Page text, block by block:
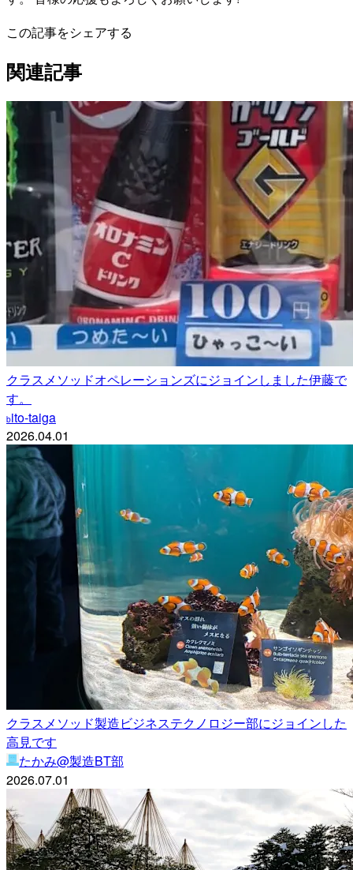
この記事をシェアする
関連記事
クラスメソッドオペレーションズにジョインしました伊藤で
す。
bito-taiga
2026.04.01
クラスメソッド製造ビジネステクノロジー部にジョインした
高見です
たかみ@製造BT部
2026.07.01